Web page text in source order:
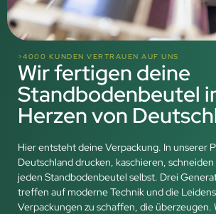
>4000 KUNDEN VERTRAUEN AUF UNS
Wir fertigen deine
Standbodenbeutel
Herzen von
Hier entsteht deine Verpackung. In unserer
Deutschland drucken, kaschieren,
jeden Standbodenbeutel selbst. Drei
treffen auf moderne Technik und die
Verpackungen zu schaffen, die überzeugen.